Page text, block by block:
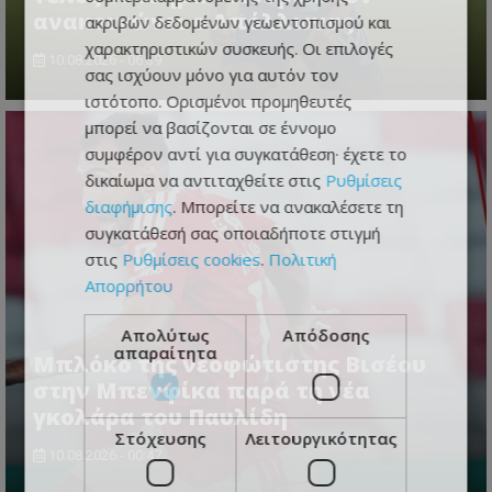
ανακοινώνει ο Απόλλωνας
10.08.2026 - 06:39
Μπλόκο της νεοφώτιστης Βισέου
στην Μπενφίκα παρά τη νέα
γκολάρα του Παυλίδη
ακριβών δεδομένων γεωεντοπισμού και
χαρακτηριστικών συσκευής. Οι επιλογές
σας ισχύουν μόνο για αυτόν τον
ιστότοπο. Ορισμένοι προμηθευτές
μπορεί να βασίζονται σε έννομο
συμφέρον αντί για συγκατάθεση· έχετε το
δικαίωμα να αντιταχθείτε στις Ρυθμίσεις
διαφήμισης. Μπορείτε να ανακαλέσετε τη
συγκατάθεσή σας οποιαδήποτε στιγμή
στις Ρυθμίσεις cookies. Πολιτική
Απορρήτου
Απολύτως
απαραίτητα
Απόδοσης
Στόχευσης Λειτουργικότητας